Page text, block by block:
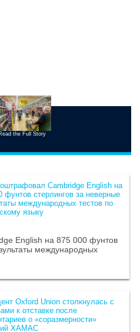
the Full Story
Cambridge English на
фунтов стерлингов за неверные
международных тестов по
языку
English на 875 000 фунтов
международных
Oxford Union столкнулась с
к отставке после
о «соразмерности»
ХАМАС